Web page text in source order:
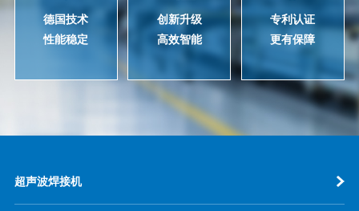
德国技术
性能稳定
创新升级
高效智能
专利认证
更有保障
超声波焊接机